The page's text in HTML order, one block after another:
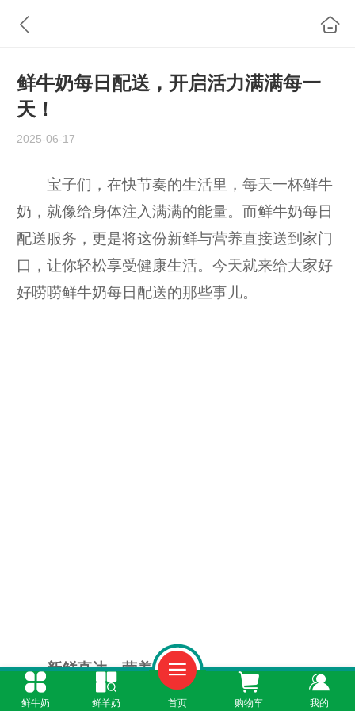
鲜牛奶每日配送，开启活力满满每一
天！
2025-06-17
宝子们，在快节奏的生活里，每天一杯鲜牛
奶，就像给身体注入满满的能量。而鲜牛奶每日
配送服务，更是将这份新鲜与营养直接送到家门
口，让你轻松享受健康生活。今天就来给大家好
好唠唠鲜牛奶每日配送的那些事儿。
新鲜直达，营养无忧
鲜牛奶 鲜羊奶 首页 购物车 我的